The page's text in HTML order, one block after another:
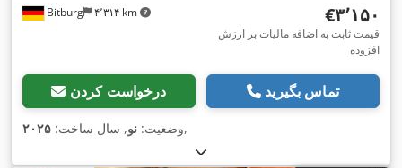
Bitburg ۴٬۳۱۴ km ‎€۳٬۱۵۰
قیمت ثابت به اضافه مالیات بر ارزش
افزوده
درخواست کردن تماس بگیرید
وضعیت: نو, سال ساخت: ۲۰۲۵ ,